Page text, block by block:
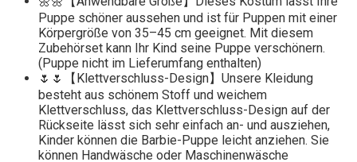
Puppe schöner aussehen und ist für Puppen mit einer
Körpergröße von 35–45 cm geeignet. Mit diesem
Zubehörset kann Ihr Kind seine Puppe verschönern.
(Puppe nicht im Lieferumfang enthalten)
🌷🌷【Klettverschluss-Design】Unsere Kleidung
besteht aus schönem Stoff und weichem
Klettverschluss, das Klettverschluss-Design auf der
Rückseite lässt sich sehr einfach an- und ausziehen,
Kinder können die Barbie-Puppe leicht anziehen. Sie
können Handwäsche oder Maschinenwäsche